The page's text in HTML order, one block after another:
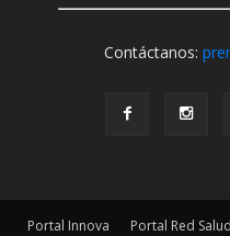
Contáctanos:
Portal Innova Portal Red Salud